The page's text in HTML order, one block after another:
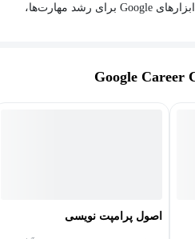
دسترسی به بهترین آموزش‌ها و ابزارهای Google برای رشد مهارت‌ها،
اصول پرامپت نویسی